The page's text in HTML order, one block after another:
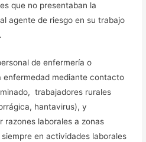
que no presentaban la
agente de riesgo en su trabajo
de enfermería o
enfermedad mediante contacto
trabajadores rurales
hantavirus), y
razones laborales a zonas
en actividades laborales